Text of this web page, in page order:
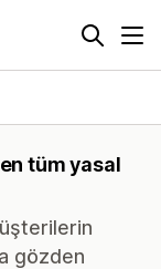
tüm yasal
gözden